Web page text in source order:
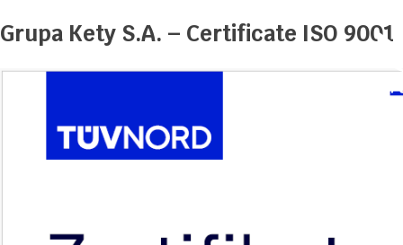
Grupa Kety S.A. – Certificate ISO 9001